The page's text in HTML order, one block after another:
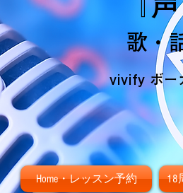
Home・レッスン予約 18
歌・
vivify ボー